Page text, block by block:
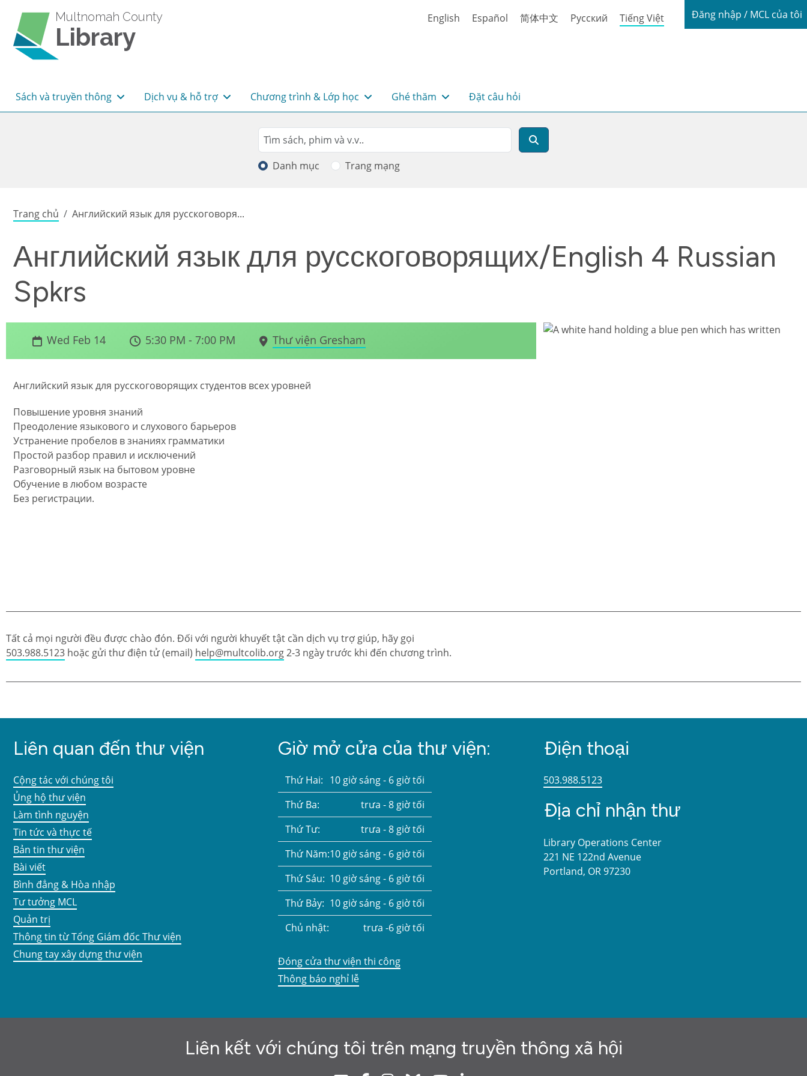
Multnomah County
Library
English Español 简体中文 Русский Tiếng Việt Login / My
Đăng nhập / MCL của tôi
Main navigation
Sách và truyền thông Dịch vụ & hỗ trợ Chương trình & Lớp học Ghé thăm Đặt câu hỏi
Search
Tìm kiếm
Danh mục Trang mạng
Breadcrumb
Trang chủ Английский язык для русскоговоря...
Английский язык для русскоговорящих/English 4 Russian
Spkrs
Wed Feb 14 5:30 PM - 7:00 PM Thư viện Gresham
Английский язык для русскоговорящих студентов всех уровней
Повышение уровня знаний
Преодоление языкового и слухового барьеров
Устранение пробелов в знаниях грамматики
Простой разбор правил и исключений
Разговорный язык на бытовом уровне
Обучение в любом возрасте
Без регистрации.
Tất cả mọi người đều được chào đón. Đối với người khuyết tật cần dịch vụ trợ giúp, hãy gọi
503.988.5123 hoặc gửi thư điện tử (email) help@multcolib.org2-3 ngày trước khi đến chương trình.
Liên quan đến thư viện
Cộng tác với chúng tôi
Ủng hộ thư viện
Làm tình nguyện
Tin tức và thực tế
Bản tin thư viện
Bài viết
Bình đẳng & Hòa nhập
Tư tưởng MCL
Quản trị
Thông tin từ Tổng Giám đốc Thư viện
Chung tay xây dựng thư viện
Giờ mở cửa của thư viện:
Thứ Hai: 10 giờ sáng - 6 giờ tối
Thứ Ba:
trưa - 8 giờ tối
Thứ Tư:
trưa - 8 giờ tối
Thứ Năm:10 giờ sáng - 6 giờ tối
Thứ Sáu: 10 giờ sáng - 6 giờ tối
Thứ Bảy: 10 giờ sáng - 6 giờ tối
Chủ nhật:
trưa -6 giờ tối
Đóng cửa thư viện thi công
Thông báo nghỉ lễ
Điện thoại
503.988.5123
Địa chỉ nhận thư
Library Operations Center
221 NE 122nd Avenue
Portland, OR 97230
Liên kết với chúng tôi trên mạng truyền thông xã hội